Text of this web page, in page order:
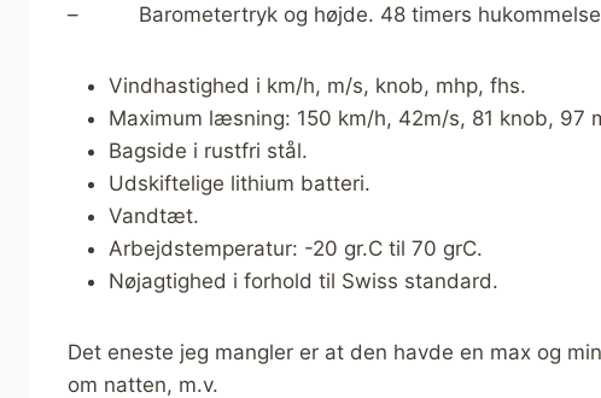
– Barometertryk og højde. 48 timers hukommelse
Vindhastighed i km/h, m/s, knob, mhp, fhs.
Maximum læsning: 150 km/h, 42m/s, 81 knob, 97
Bagside i rustfri stål.
Udskiftelige lithium batteri.
Vandtæt.
Arbejdstemperatur: -20 gr.C til 70 grC.
Nøjagtighed i forhold til Swiss standard.
Det eneste jeg mangler er at den havde en max og
om natten, m.v.